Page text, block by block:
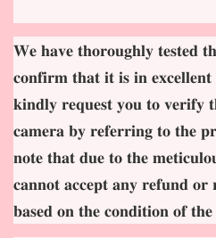
𝐖𝐞 𝐡𝐚𝐯𝐞 𝐭𝐡𝐨𝐫𝐨𝐮𝐠𝐡𝐥𝐲 𝐭𝐞𝐬𝐭𝐞𝐝
𝐜𝐨𝐧𝐟𝐢𝐫𝐦 𝐭𝐡𝐚𝐭 𝐢𝐭 𝐢𝐬 𝐢𝐧
𝐤𝐢𝐧𝐝𝐥𝐲 𝐫𝐞𝐪𝐮𝐞𝐬𝐭 𝐲𝐨𝐮 𝐭𝐨 𝐯𝐞𝐫𝐢𝐟𝐲
𝐜𝐚𝐦𝐞𝐫𝐚 𝐛𝐲 𝐫𝐞𝐟𝐞𝐫𝐫𝐢𝐧𝐠 𝐭𝐨 𝐭𝐡𝐞
𝐧𝐨𝐭𝐞 𝐭𝐡𝐚𝐭 𝐝𝐮𝐞 𝐭𝐨 𝐭𝐡𝐞
𝐜𝐚𝐧𝐧𝐨𝐭 𝐚𝐜𝐜𝐞𝐩𝐭 𝐚𝐧𝐲 𝐫𝐞𝐟𝐮𝐧𝐝 𝐨𝐫
𝐛𝐚𝐬𝐞𝐝 𝐨𝐧 𝐭𝐡𝐞 𝐜𝐨𝐧𝐝𝐢𝐭𝐢𝐨𝐧 𝐨𝐟